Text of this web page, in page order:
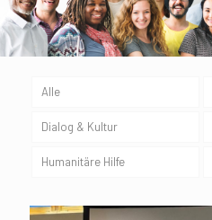
Alle
Dialog & Kultur
Humanitäre Hilfe